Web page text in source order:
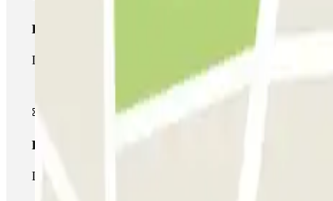
Pase básico
Durante tu estancia podrás entrar y salir una única vez al
Pase multiparking
Durante tu estancia podrás hacer uso de toda la red de